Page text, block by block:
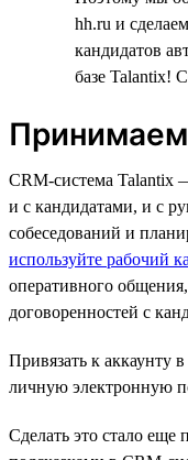
hh.ru и
кандидатов
базе Talantix!
CRM-система Talantix
и с кандидатами, и с
собеседований и
используйте рабочий
оперативного
договоренностей с
Привязать к аккаунту
личную электронную
Сделать это стало